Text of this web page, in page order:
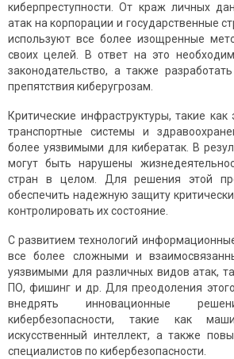
киберпреступности. От краж личных
атак на корпорации и государственные
используют все более изощренные
своих целей. В ответ на это
законодательство, а также
препятствия киберугрозам.
Критические инфраструктуры, такие как
транспортные системы и
более уязвимыми для кибератак. В
могут быть нарушены
стран в целом. Для решения этой
обеспечить надежную защиту
контролировать их состояние.
С развитием технологий
все более сложными и
уязвимыми для различных видов атак,
ПО, фишинг и др. Для преодоления
внедрять инновационные
кибербезопасности, такие как
искусственный интеллект, а также
специалистов по кибербезопасности.